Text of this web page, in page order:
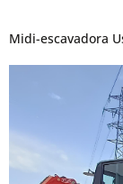
Midi-escavadora